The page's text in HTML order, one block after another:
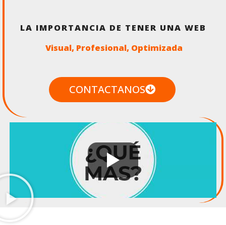
LA IMPORTANCIA DE TENER UNA WEB
Visual, Profesional, Optimizada ‌
CONTACTANOS